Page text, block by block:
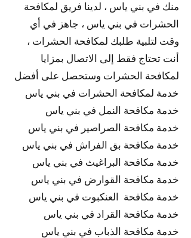
منك في بني ياس ، لدينا فريق لمكافحة
الحشرات في بني ياس ، جاهز في أي
وقت لتلبية طلبك لمكافحة الحشرات ،
أنت تحتاج فقط إلى الاتصال بمزايا
لمكافحة الحشرات وستحصل على أفضل
خدمة لمكافحة الحشرات في بني ياس
خدمة مكافحة النمل في بني ياس
خدمة مكافحة الصراصير في بني ياس
خدمة مكافحة بق الفراش في بني ياس
خدمة مكافحة البراغيث في بني ياس
خدمة مكافحة القوارض في بني ياس
خدمة مكافحة العنكبوت في بني ياس
خدمة مكافحة القراد في بني ياس
خدمة مكافحة الذباب في بني ياس